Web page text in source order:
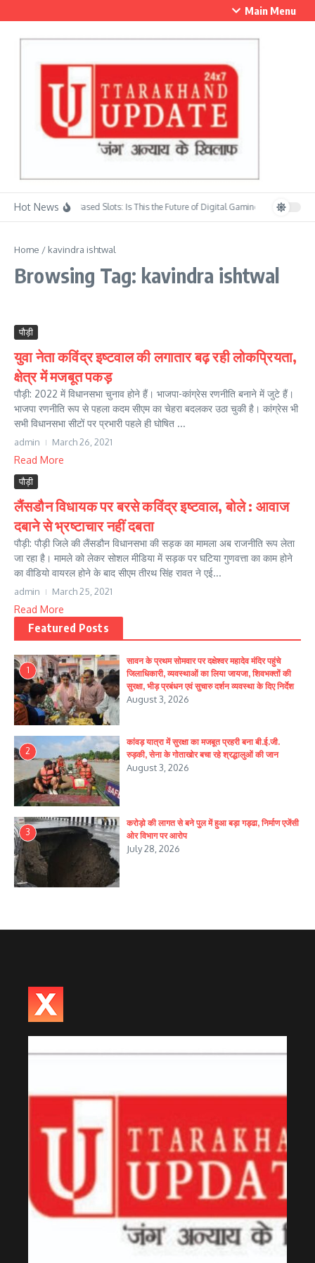
Main Menu
Hot NewsSkill-Based Slots: Is This the Future of Digital Gaming? सावन के
Home / kavindra ishtwal
Browsing Tag: kavindra ishtwal
पौड़ी
युवा नेता कविंद्र इष्टवाल की लगातार बढ़ रही लोकप्रियता,
क्षेत्र में मजबूत पकड़
पौड़ी: 2022 में विधानसभा चुनाव होने हैं। भाजपा-कांग्रेस रणनीति बनाने में जुटे हैं।
भाजपा रणनीति रूप से पहला कदम सीएम का चेहरा बदलकर उठा चुकी है। कांग्रेस भी
सभी विधानसभा सीटों पर प्रभारी पहले ही घोषित ...
admin March 26, 2021
Read More
पौड़ी
लैंसडौन विधायक पर बरसे कविंद्र इष्टवाल, बोले : आवाज
दबाने से भ्रष्टाचार नहीं दबता
पौड़ी: पौड़ी जिले की लैंसडौन विधानसभा की सड़क का मामला अब राजनीति रूप लेता
जा रहा है। मामले को लेकर सोशल मीडिया में सड़क पर घटिया गुणवत्ता का काम होने
का वीडियो वायरल होने के बाद सीएम तीरथ सिंह रावत ने एई...
admin March 25, 2021
Read More
Featured Posts
1
सावन के प्रथम सोमवार पर दक्षेश्वर महादेव मंदिर पहुंचे
जिलाधिकारी, व्यवस्थाओं का लिया जायजा, शिवभक्तों की
सुरक्षा, भीड़ प्रबंधन एवं सुचारु दर्शन व्यवस्था के दिए निर्देश
August 3, 2026
2
कांवड़ यात्रा में सुरक्षा का मजबूत प्रहरी बना बी.ई.जी.
रुड़की, सेना के गोताखोर बचा रहे श्रद्धालुओं की जान
August 3, 2026
3
करोड़ो की लागत से बने पुल में हुआ बड़ा गड्ढा, निर्माण एजेंसी
ओर विभाग पर आरोप
July 28, 2026